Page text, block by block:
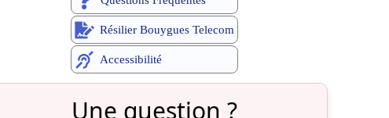
Résilier Bouygues Telecom
Accessibilité
Une question ?